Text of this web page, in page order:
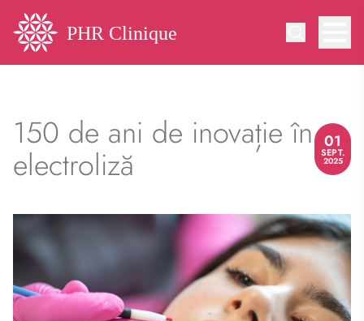
150 de ani de inovație în
electroliză
01
SEPT.
2025